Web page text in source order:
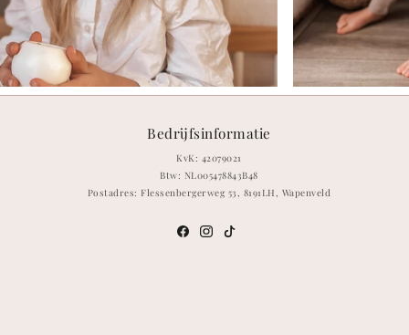
Bedrijfsinformatie
KvK: 42079021
Btw: NL005478843B48
Postadres: Flessenbergerweg 53, 8191LH, Wapenveld
MetaInstagram
TikTok